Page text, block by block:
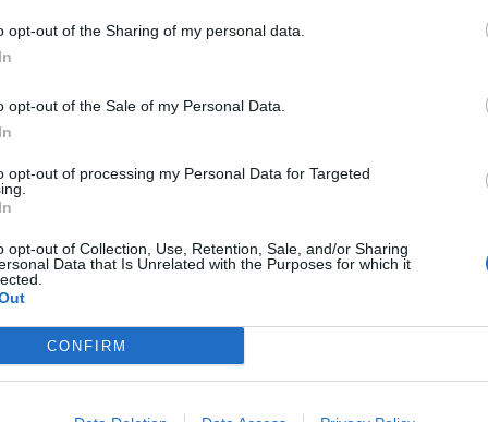
opt-out of the Sharing of my personal data.
opt-out of the Sale of my Personal Data.
opt-out of processing my Personal Data for Targeted
opt-out of Collection, Use, Retention, Sale, and/or Sharing
Data that Is Unrelated with the Purposes for which it
CONFIRM